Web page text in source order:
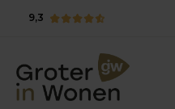
9,3